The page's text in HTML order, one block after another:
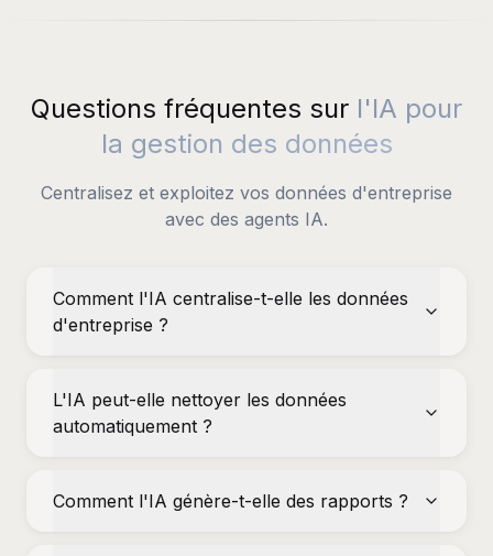
Questions fréquentes sur l'IA pour
la gestion des données
Centralisez et exploitez vos données d'entreprise
avec des agents IA.
Comment l'IA centralise-t-elle les données
d'entreprise ?
L'IA peut-elle nettoyer les données
automatiquement ?
Comment l'IA génère-t-elle des rapports ?